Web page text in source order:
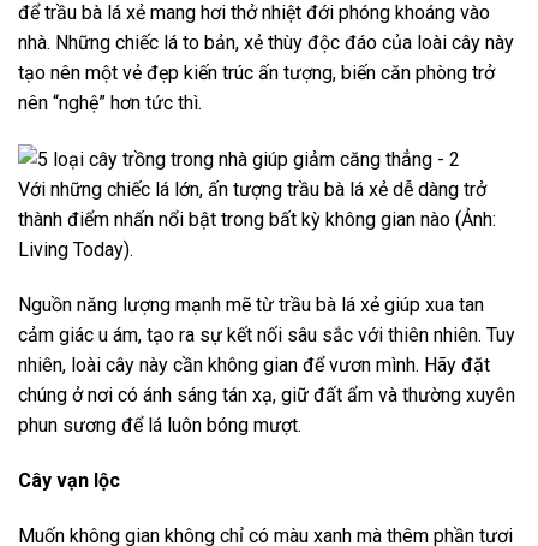
để trầu bà lá xẻ mang hơi thở nhiệt đới phóng khoáng vào
nhà. Những chiếc lá to bản, xẻ thùy độc đáo của loài cây này
tạo nên một vẻ đẹp kiến trúc ấn tượng, biến căn phòng trở
nên “nghệ” hơn tức thì.
Với những chiếc lá lớn, ấn tượng trầu bà lá xẻ dễ dàng trở
thành điểm nhấn nổi bật trong bất kỳ không gian nào (Ảnh:
Living Today).
Nguồn năng lượng mạnh mẽ từ trầu bà lá xẻ giúp xua tan
cảm giác u ám, tạo ra sự kết nối sâu sắc với thiên nhiên. Tuy
nhiên, loài cây này cần không gian để vươn mình. Hãy đặt
chúng ở nơi có ánh sáng tán xạ, giữ đất ẩm và thường xuyên
phun sương để lá luôn bóng mượt.
Cây vạn lộc
Muốn không gian không chỉ có màu xanh mà thêm phần tươi